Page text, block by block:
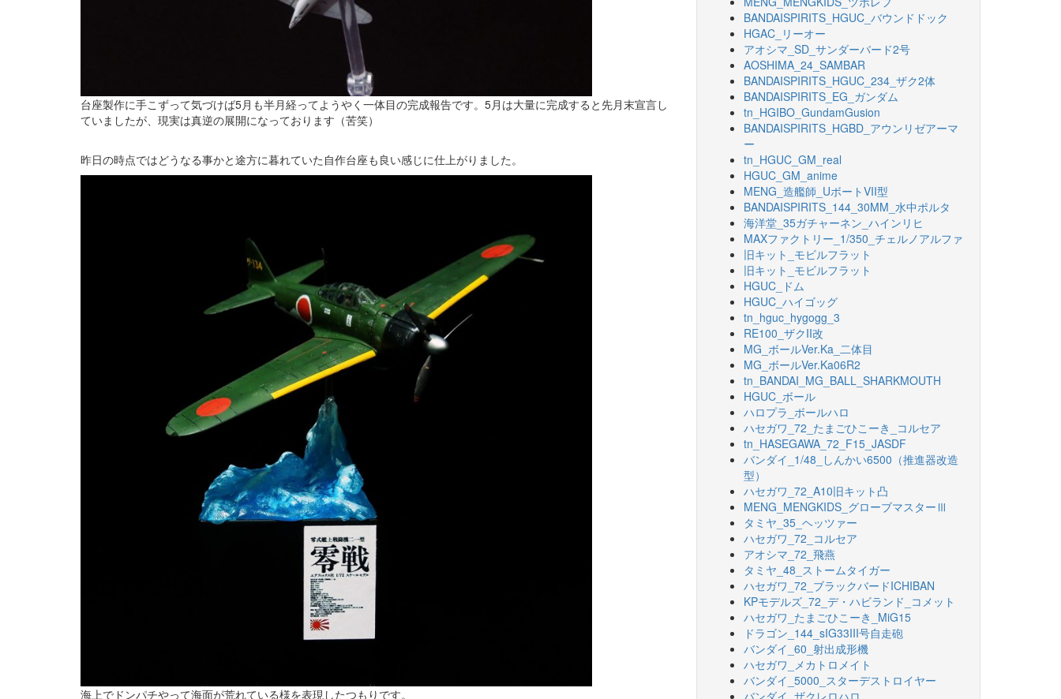
台座製作に手こずって気づけば5月も半月経ってようやく一体目の完成報告です。5月は大量に完成すると先月末宣言し
ていましたが、現実は真逆の展開になっております（苦笑）
昨日の時点ではどうなる事かと途方に暮れていた自作台座も良い感じに仕上がりました。
海上でドンパチやって海面が荒れている様を表現したつもりです。
BANDAISPIRITS_HGUC_バウンドドック
HGAC_リーオー
アオシマ_SD_サンダーバード2号
AOSHIMA_24_SAMBAR
BANDAISPIRITS_HGUC_234_ザク2体
BANDAISPIRITS_EG_ガンダム
tn_HGIBO_GundamGusion
BANDAISPIRITS_HGBD_アウンリゼアーマ
ー
tn_HGUC_GM_real
HGUC_GM_anime
MENG_造艦師_UボートVII型
BANDAISPIRITS_144_30MM_水中ポルタ
海洋堂_35ガチャーネン_ハインリヒ
MAXファクトリー_1/350_チェルノアルファ
旧キット_モビルフラット
旧キット_モビルフラット
HGUC_ドム
HGUC_ハイゴッグ
tn_hguc_hygogg_3
RE100_ザクII改
MG_ボールVer.Ka_二体目
MG_ボールVer.Ka06R2
tn_BANDAI_MG_BALL_SHARKMOUTH
HGUC_ボール
ハロプラ_ボールハロ
ハセガワ_72_たまごひこーき_コルセア
tn_HASEGAWA_72_F15_JASDF
バンダイ_1/48_しんかい6500（推進器改造
型）
ハセガワ_72_A10旧キット凸
MENG_MENGKIDS_グローブマスターⅢ
タミヤ_35_ヘッツァー
ハセガワ_72_コルセア
アオシマ_72_飛燕
タミヤ_48_ストームタイガー
ハセガワ_72_ブラックバードICHIBAN
KPモデルズ_72_デ・ハビランド_コメット
ハセガワ_たまごひこーき_MiG15
ドラゴン_144_sIG33III号自走砲
バンダイ_60_射出成形機
ハセガワ_メカトロメイト
バンダイ_5000_スターデストロイヤー
バンダイ_ザクレロハロ